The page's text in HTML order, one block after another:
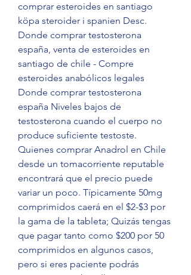
comprar esteroides en santiago
köpa steroider i spanien Desc.
Donde comprar testosterona
españa, venta de esteroides en
santiago de chile - Compre
esteroides anabólicos legales
Donde comprar testosterona
españa Niveles bajos de
testosterona cuando el cuerpo no
produce suficiente testoste.
Quienes comprar Anadrol en Chile
desde un tomacorriente reputable
encontrará que el precio puede
variar un poco. Típicamente 50mg
comprimidos caerá en el $2-$3 por
la gama de la tableta; Quizás tengas
que pagar tanto como $200 por 50
comprimidos en algunos casos,
pero si eres paciente podrás